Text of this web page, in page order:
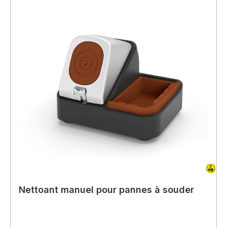
Nettoant manuel pour pannes à souder